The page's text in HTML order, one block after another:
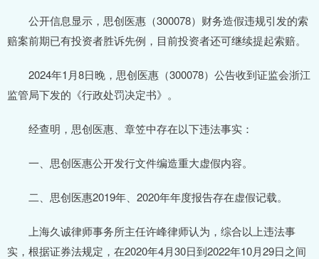
公开信息显示，思创医惠（300078）财务造假违规引发的索
赔案前期已有投资者胜诉先例，目前投资者还可继续提起索赔。
2024年1月8日晚，思创医惠（300078）公告收到证监会浙江
监管局下发的《行政处罚决定书》。
经查明，思创医惠、章笠中存在以下违法事实：
一、思创医惠公开发行文件编造重大虚假内容。
二、思创医惠2019年、2020年年度报告存在虚假记载。
上海久诚律师事务所主任许峰律师认为，综合以上违法事
实，根据证券法规定，在2020年4月30日到2022年10月29日之间